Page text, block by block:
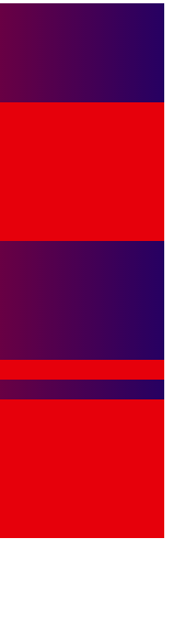
(9)
9